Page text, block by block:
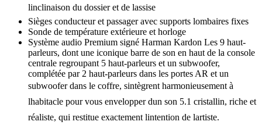
linclinaison du dossier et de lassise
Sièges conducteur et passager avec supports lombaires fixes
Sonde de température extérieure et horloge
Système audio Premium signé Harman Kardon Les 9 haut-
parleurs, dont une iconique barre de son en haut de la console
centrale regroupant 5 haut-parleurs et un subwoofer,
complétée par 2 haut-parleurs dans les portes AR et un
subwoofer dans le coffre, sintègrent harmonieusement à
lhabitacle pour vous envelopper dun son 5.1 cristallin, riche et
réaliste, qui restitue exactement lintention de lartiste.